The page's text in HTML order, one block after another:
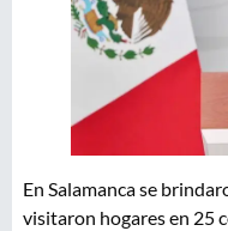
En Salamanca se
visitaron hogares en 25